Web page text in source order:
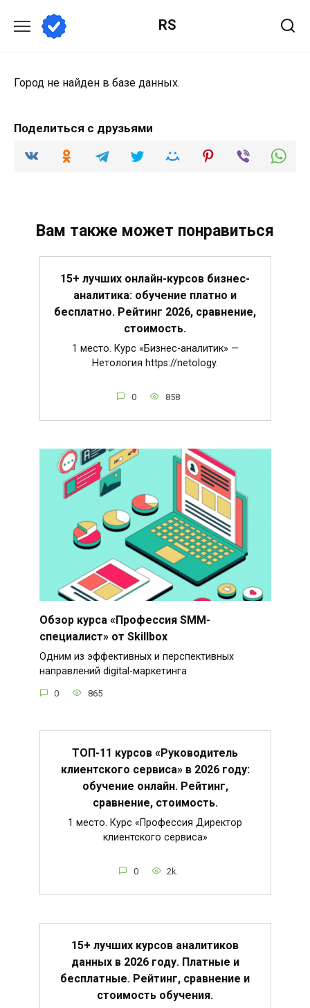
содержанию
RS
Город не найден в базе данных.
Поделиться с друзьями
Вам также может понравиться
15+ лучших онлайн-курсов бизнес-
аналитика: обучение платно и
бесплатно. Рейтинг 2026, сравнение,
стоимость.
1 место. Курс «Бизнес-аналитик» —
Нетология https://netology.
0 858
Обзор курса «Профессия SMM-
специалист» от Skillbox
Одним из эффективных и перспективных
направлений digital-маркетинга
0 865
ТОП-11 курсов «Руководитель
клиентского сервиса» в 2026 году:
обучение онлайн. Рейтинг,
сравнение, стоимость.
1 место. Курс «Профессия Директор
клиентского сервиса»
0 2k.
15+ лучших курсов аналитиков
данных в 2026 году. Платные и
бесплатные. Рейтинг, сравнение и
стоимость обучения.